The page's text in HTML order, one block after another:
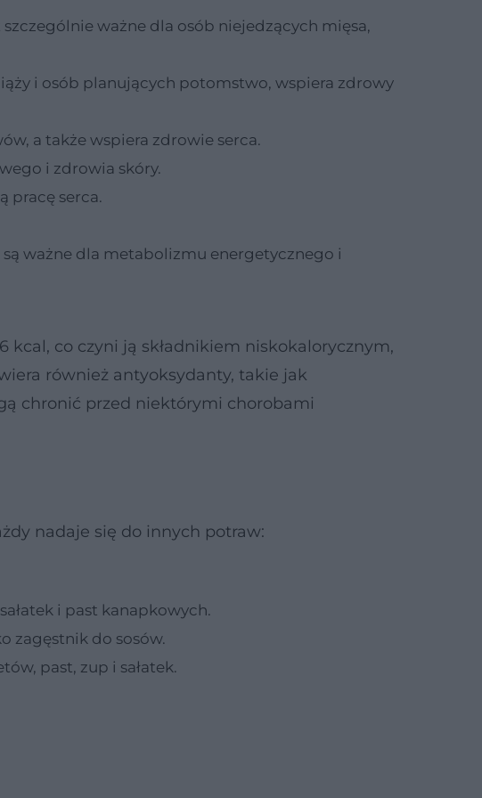
ważne dla osób niejedzących mięsa,
i osób planujących potomstwo, wspiera zdrowy
a także wspiera zdrowie serca.
i zdrowia skóry.
pracę serca.
ważne dla metabolizmu energetycznego i
kcal, co czyni ją składnikiem niskokalorycznym,
również antyoksydanty, takie jak
chronić przed niektórymi chorobami
nadaje się do innych potraw:
i past kanapkowych.
zagęstnik do sosów.
past, zup i sałatek.